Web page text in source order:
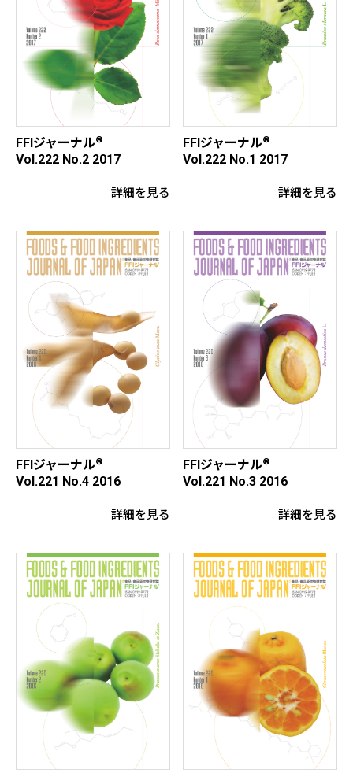
FFIジャーナル®
Vol.222 No.2 2017
詳細を見る
FFIジャーナル®
Vol.222 No.1 2017
詳細を見る
FFIジャーナル®
Vol.221 No.4 2016
詳細を見る
FFIジャーナル®
Vol.221 No.3 2016
詳細を見る